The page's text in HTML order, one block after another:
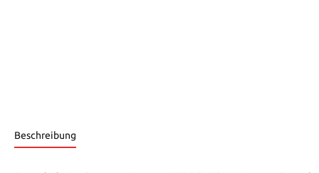
Beschreibung